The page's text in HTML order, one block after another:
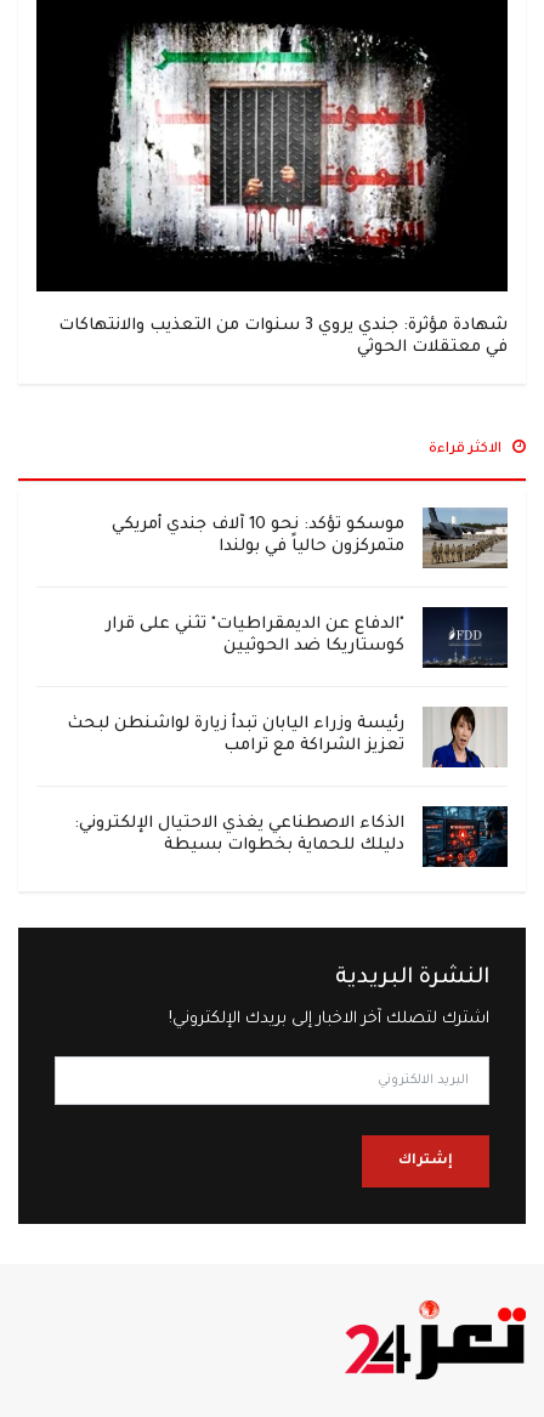
شهادة مؤثرة: جندي يروي 3 سنوات من التعذيب والانتهاكات
في معتقلات الحوثي
الاكثر قراءة
موسكو تؤكد: نحو 10 آلاف جندي أمريكي
متمركزون حالياً في بولندا
"الدفاع عن الديمقراطيات" تثني على قرار
كوستاريكا ضد الحوثيين
رئيسة وزراء اليابان تبدأ زيارة لواشنطن لبحث
تعزيز الشراكة مع ترامب
الذكاء الاصطناعي يغذي الاحتيال الإلكتروني:
دليلك للحماية بخطوات بسيطة
النشرة البريدية
اشترك لتصلك آخر الاخبار إلى بريدك الإلكتروني!
إشتراك